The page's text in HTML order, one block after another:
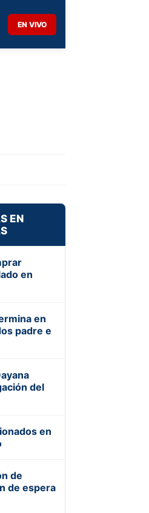
EN VIVO
EN
en
en
padre e
del
en
de
de espera